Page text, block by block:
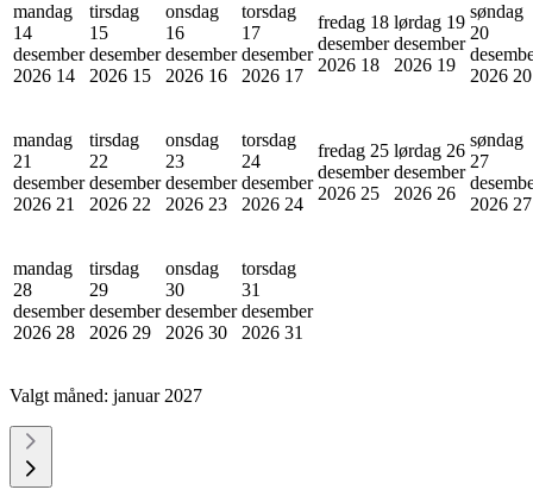
mandag
14
desember
2026 14
tirsdag
15
desember
2026 15
onsdag
16
desember
2026 16
torsdag
17
desember
2026 17
fredag 18
desember
2026 18
lørdag 19
desember
2026 19
søndag
20
2026 20
mandag
21
desember
2026 21
tirsdag
22
desember
2026 22
onsdag
23
desember
2026 23
torsdag
24
desember
2026 24
fredag 25
desember
2026 25
lørdag 26
desember
2026 26
søndag
27
2026 27
mandag
28
desember
2026 28
tirsdag
29
desember
2026 29
onsdag
30
desember
2026 30
torsdag
31
desember
2026 31
Valgt måned: januar 2027